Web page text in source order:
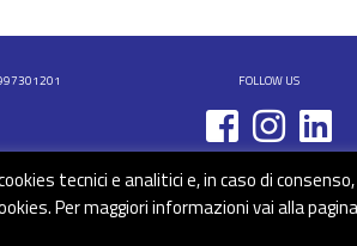
FOLLOW US
tecnici e analitici e, in caso di
Per maggiori informazioni vai alla pagina